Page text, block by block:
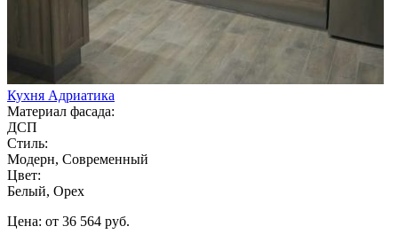
Кухня Адриатика
Материал фасада:
ДСП
Стиль:
Модерн, Современный
Цвет:
Белый, Орех
Цена: от 36 564 руб.